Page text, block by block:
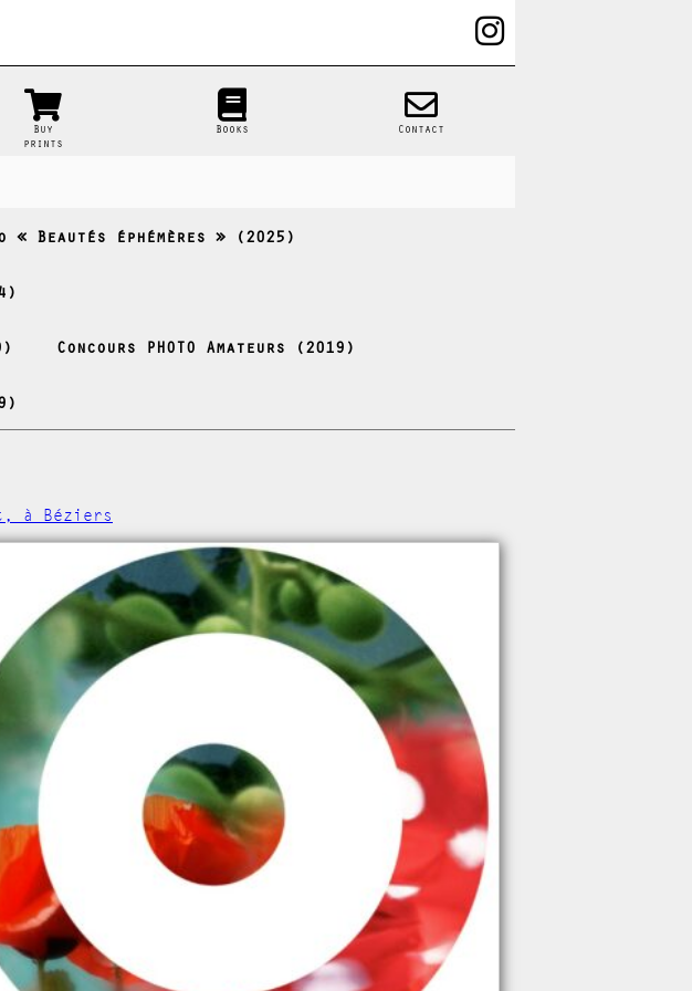
Buy
prints
Books Contact
« Beautés éphémères » (2025)
Concours PHOTO Amateurs (2019)
à Béziers